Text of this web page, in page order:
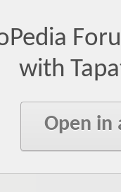
with
Open in